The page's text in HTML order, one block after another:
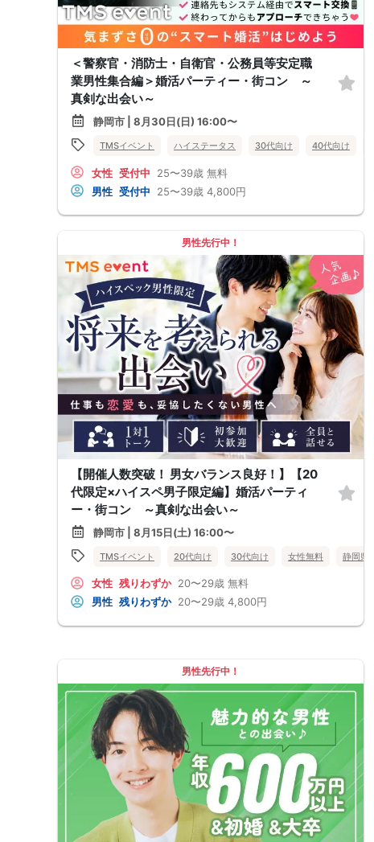
＜警察官・消防士・自衛官・公務員等安定職
業男性集合編＞婚活パーティー・街コン ～
真剣な出会い～
静岡市 | 8月30日(日) 16:00〜
TMSイベント ハイステータス 30代向け 40代向け
女性 受付中 25〜39歳 無料
男性 受付中 25〜39歳 4,800円
男性先行中！
【開催人数突破！ 男女バランス良好！】【20
代限定×ハイスペ男子限定編】婚活パーティ
ー・街コン ～真剣な出会い～
静岡市 | 8月15日(土) 16:00〜
TMSイベント 20代向け 30代向け 女性無料 静岡県
女性 残りわずか 20〜29歳 無料
男性 残りわずか 20〜29歳 4,800円
男性先行中！